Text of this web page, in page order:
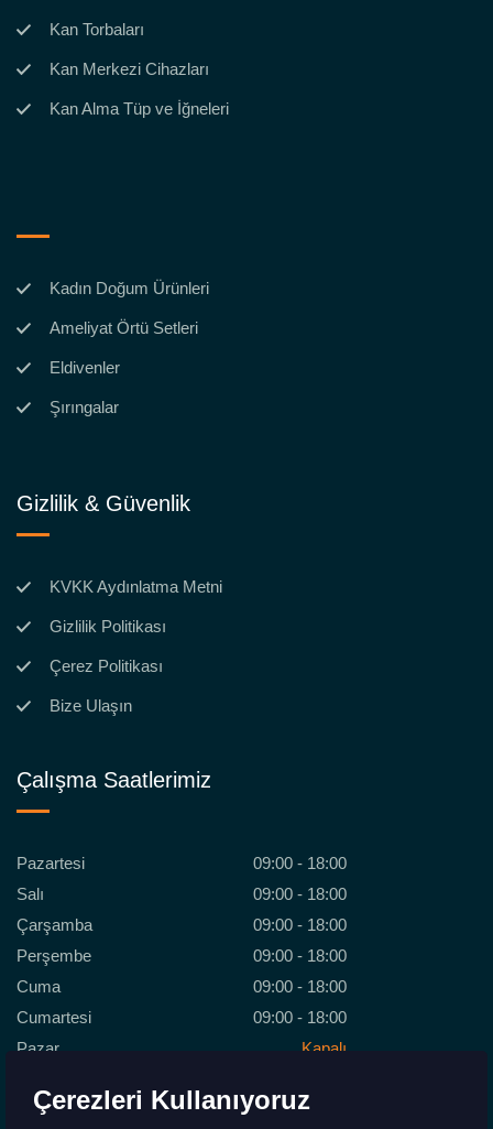
Çerezleri Kullanıyoruz
Kan Torbaları
Kan Merkezi Cihazları
Kan Alma Tüp ve İğneleri
Kadın Doğum Ürünleri
Ameliyat Örtü Setleri
Eldivenler
Şırıngalar
Gizlilik & Güvenlik
KVKK Aydınlatma Metni
Gizlilik Politikası
Çerez Politikası
Bize Ulaşın
Çalışma Saatlerimiz
Pazartesi
09:00 - 18:00
Salı
09:00 - 18:00
Çarşamba
09:00 - 18:00
Perşembe
09:00 - 18:00
Cuma
09:00 - 18:00
Cumartesi
09:00 - 18:00
Pazar
Kapalı